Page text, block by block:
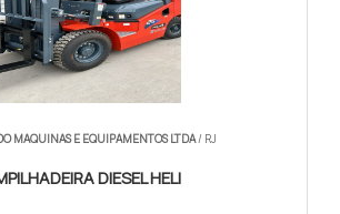
MAQUINAS E EQUIPAMENTOS LTDA/ RJ
DIESEL HELI